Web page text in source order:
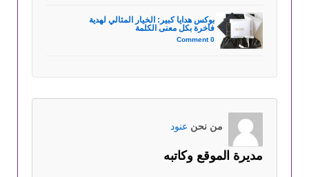
بوكس هدايا كبير: الخيار المثالي لهدية
فاخرة بكل معنى الكلمة
0 Comment
من نحن عنود
مديرة الموقع وكاتبه